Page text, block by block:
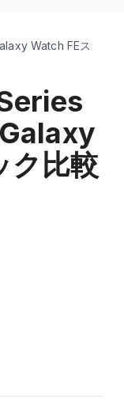
Watch FEス
ク比較